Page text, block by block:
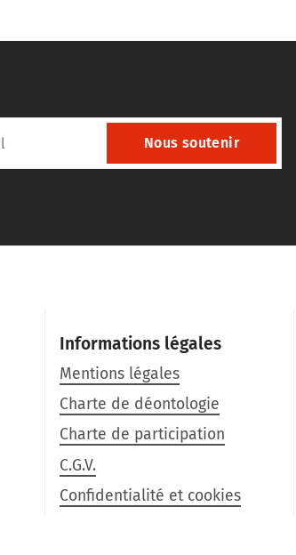
Nous soutenir
Informations légales
Mentions légales
Charte de déontologie
Charte de participation
C.G.V.
Confidentialité et cookies